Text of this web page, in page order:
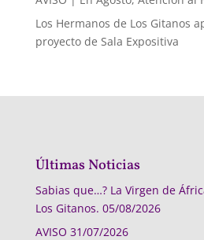
Los Hermanos de Los Gitanos
proyecto de Sala Expositiva
Últimas Noticias
Sabias que…? La Virgen de
Los Gitanos. 05/08/2026
AVISO 31/07/2026